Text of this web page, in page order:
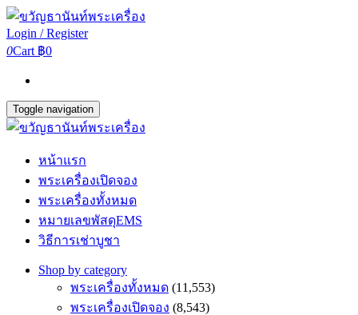
Login / Register
0Cart ฿0
Toggle navigation
หน้าแรก
พระเครื่องเปิดจอง
พระเครื่องทั้งหมด
หมายเลขพัสดุEMS
วิธีการเช่าบูชา
Shop by category
พระเครื่องทั้งหมด (11,553)
พระเครื่องเปิดจอง (8,543)